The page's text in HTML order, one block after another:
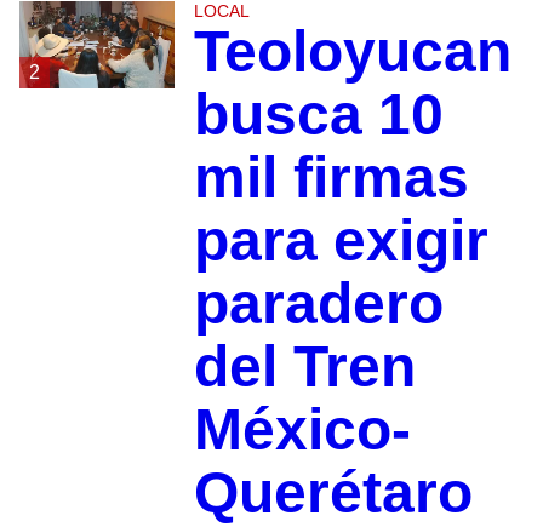
2
LOCAL
Teoloyucan
busca 10
mil firmas
para exigir
paradero
del Tren
México-
Querétaro